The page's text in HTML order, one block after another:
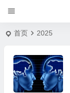
首页 2025